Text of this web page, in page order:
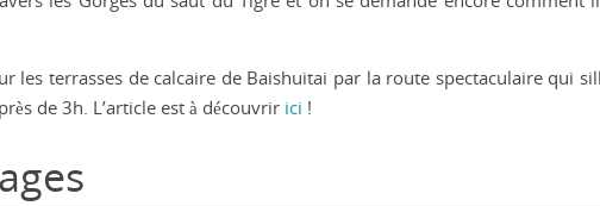
les terrasses de calcaire de Baishuitai par la route spectaculaire qui
de 3h. L’article est à découvrir ici !